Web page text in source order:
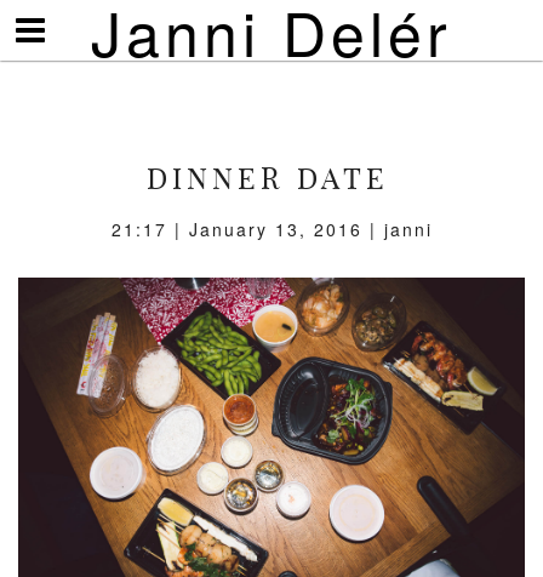
Janni Delér
Visa/göm
meny
DINNER DATE
21:17 | January 13, 2016 | janni